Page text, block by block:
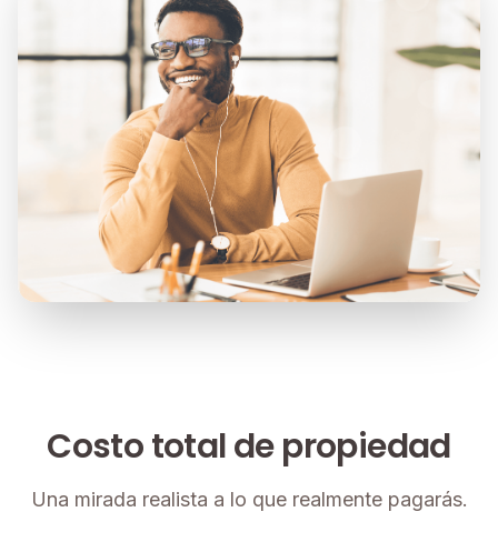
Costo total de propiedad
Una mirada realista a lo que realmente pagarás.